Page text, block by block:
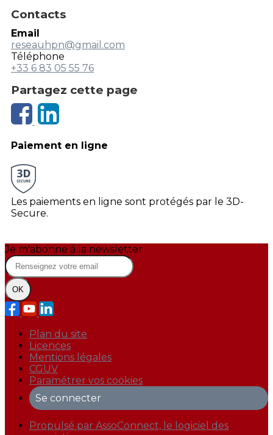
Contacts
Email
reseauhpn@gmail.com
Téléphone
+33 6 83 05 55 76
Partagez cette page
Paiement en ligne
Les paiements en ligne sont protégés par le 3D-
Secure.
Je m'abonne à la newsletter
OK
Plan du site
Licences
Mentions légales
CGUV
Paramétrer vos cookies
Se connecter
Propulsé par AssoConnect, le logiciel des